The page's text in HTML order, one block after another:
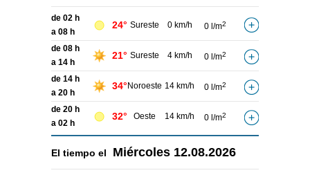
de 02 h
a 08 h
24° Sureste 0 km/h 0 l/m2
de 08 h
a 14 h
21° Sureste 4 km/h 0 l/m2
de 14 h
a 20 h
34° Noroeste 14 km/h 0 l/m2
de 20 h
a 02 h
32° Oeste 14 km/h 0 l/m2
El tiempo el Miércoles 12.08.2026